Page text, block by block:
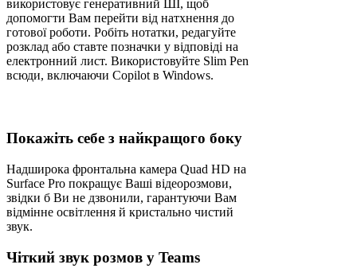
використовує генеративний ШІ, щоб
допомогти Вам перейти від натхнення до
готової роботи. Робіть нотатки, редагуйте
розклад або ставте позначки у відповіді на
електронний лист. Використовуйте Slim Pen
всюди, включаючи Copilot в Windows.
Покажіть себе з найкращого боку
Надширока фронтальна камера Quad HD на
Surface Pro покращує Ваші відеорозмови,
звідки б Ви не дзвонили, гарантуючи Вам
відмінне освітлення й кристально чистий
звук.
Чіткий звук розмов у Teams